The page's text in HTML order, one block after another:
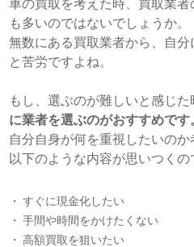
も多いのではないでしょうか。
無数にある買取業者から、自
と苦労ですよね。
もし、選ぶのが難しいと感じた
に業者を選ぶのがおすすめです
自分自身が何を重視したいのか
以下のような内容が思いつくの
すぐに現金化したい
手間や時間をかけたくない
高額買取を狙いたい